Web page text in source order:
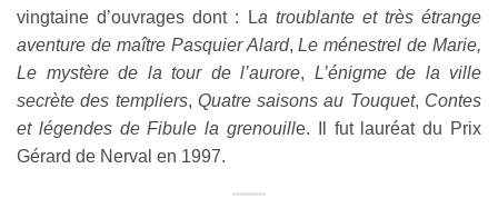
vingtaine d’ouvrages dont : La troublante et très étrange
aventure de maître Pasquier Alard,Le ménestrel de Marie,
Le mystère de la tour de l’aurore, L’énigme de la ville
secrète des templiers, Quatre saisons au Touquet, Contes
et légendes de Fibule la grenouille. Il fut lauréat du Prix
Gérard de Nerval en 1997.